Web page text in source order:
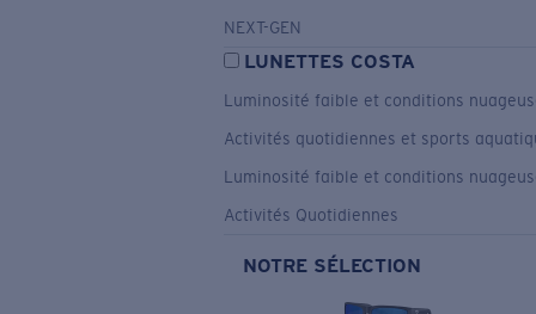
NEXT-GEN
LUNETTES COSTA
Luminosité faible et conditions
Activités quotidiennes et sports
Luminosité faible et conditions
Activités Quotidiennes
NOTRE SÉLECTION